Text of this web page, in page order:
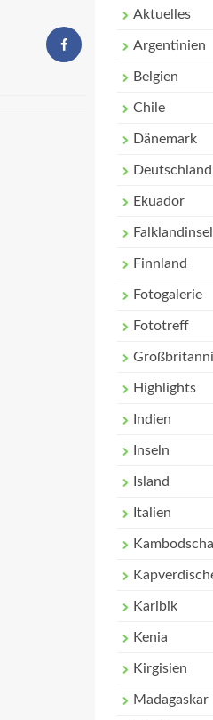
Aktuelles
Argentinien
Belgien
Chile
Dänemark
Deutschland
Ekuador
Finnland
Fotogalerie
Fototreff
Highlights
Indien
Inseln
Island
Italien
Kambodscha
Karibik
Kenia
Kirgisien
Madagaskar